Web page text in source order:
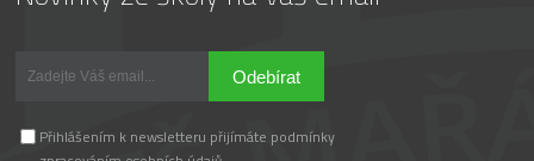
Odebírat
Přihlášením k newsletteru přijímáte podmínky